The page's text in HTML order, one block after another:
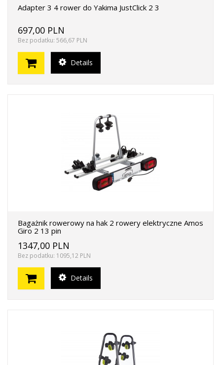
Adapter 3 4 rower do Yakima JustClick 2 3
697,00 PLN
Bez podatku: 566,67 PLN
Details
Bagażnik rowerowy na hak 2 rowery elektryczne Amos
Giro 2 13 pin
1347,00 PLN
Bez podatku: 1095,12 PLN
Details